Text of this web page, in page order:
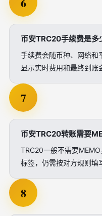
币安TRC20手续费是多
手续费会随币种、网络和
显示实时费用和最终到账
7
币安TRC20转账需要
TRC20一般不需要
标签，仍需按对方规则填
8